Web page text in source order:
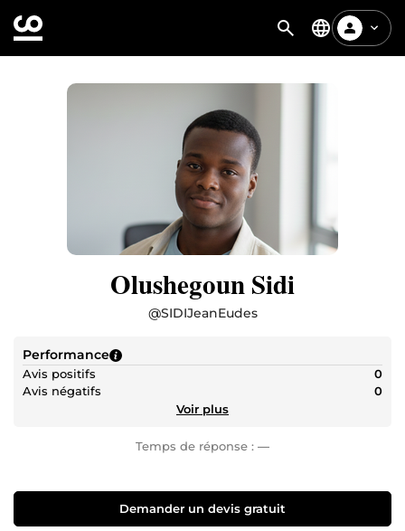
Olushegoun Sidi
@SIDIJeanEudes
Performance
Avis positifs
0
Avis négatifs
0
Voir plus
Temps de réponse : —
Demander un devis gratuit